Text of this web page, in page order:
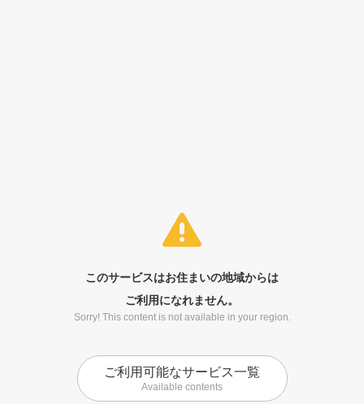
このサービスはお住まいの地域からは
ご利用になれません。
Sorry! This content is not available in your region.
ご利用可能なサービス一覧
Available contents